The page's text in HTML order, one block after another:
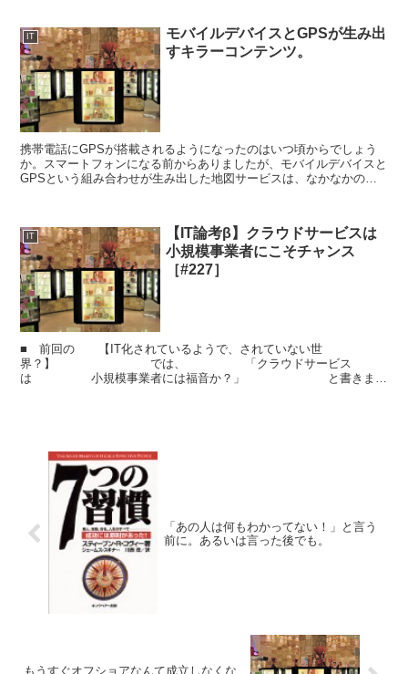
IT
モバイルデバイスとGPSが生み出
すキラーコンテンツ。
携帯電話にGPSが搭載されるようになったのはいつ頃からでしょう
か。スマートフォンになる前からありましたが、モバイルデバイスと
GPSという組み合わせが生み出した地図サービスは、なかなかのキ
IT
【IT論考β】クラウドサービスは
小規模事業者にこそチャンス
［#227］
■ 前回の 【IT化されているようで、されていない世
界？】 では、 「クラウドサービス
は 小規模事業者には福音か？」 と書きまし
「あの人は何もわかってない！」と言う
前に。あるいは言った後でも。
もうすぐオフショアなんて成立しなくな